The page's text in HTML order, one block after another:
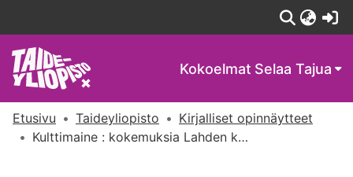
Kokoelmat Selaa Tajua
Etusivu Taideyliopisto
Kirjalliset opinnäytteet
Kulttimaine : kokemuksia Lahden kansanopiston teatterikoulutuksesta